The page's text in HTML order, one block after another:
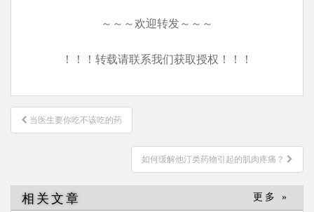
～～～欢迎转发～～～
！！！转载请联系我们获取授权！！！
文
章
当医生要你吃不该吃的药
如何缓解他汀类药物引起的肌肉疼痛？
相关文章 更多 »